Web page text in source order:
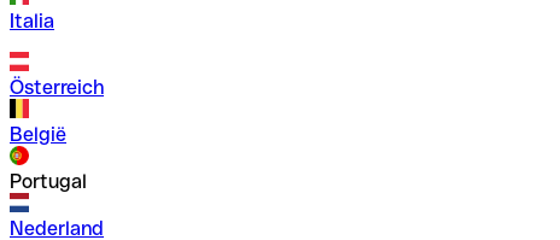
Italia
Österreich
België
Portugal
Nederland